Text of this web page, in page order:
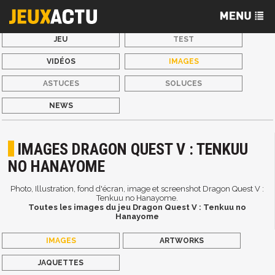
JEU TEST
VIDÉOS IMAGES
ASTUCES SOLUCES
NEWS
IMAGES DRAGON QUEST V : TENKUU
NO HANAYOME
Photo, Illustration, fond d'écran, image et screenshot Dragon Quest V :
Tenkuu no Hanayome.
Toutes les images du jeu Dragon Quest V : Tenkuu no
Hanayome
IMAGES ARTWORKS
JAQUETTES